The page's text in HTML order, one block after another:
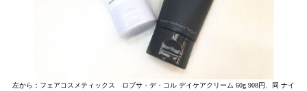
左から：フェアコスメティックス ロブサ・デ・コル デイケアクリーム 60g 908円、同 ナイ